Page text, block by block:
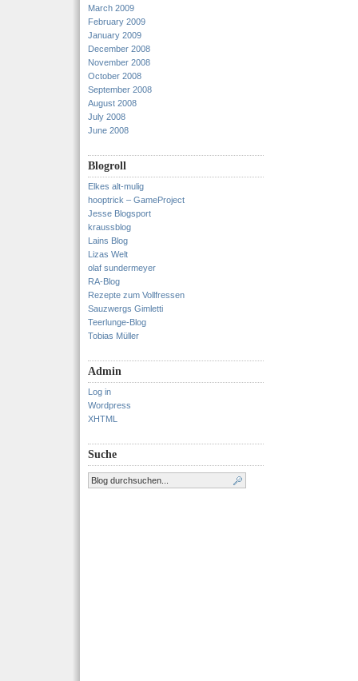
March 2009
February 2009
January 2009
December 2008
November 2008
October 2008
September 2008
August 2008
July 2008
June 2008
Blogroll
Elkes alt-mulig
hooptrick – GameProject
Jesse Blogsport
kraussblog
Lains Blog
Lizas Welt
olaf sundermeyer
RA-Blog
Rezepte zum Vollfressen
Sauzwergs Gimletti
Teerlunge-Blog
Tobias Müller
Admin
Log in
Wordpress
XHTML
Suche